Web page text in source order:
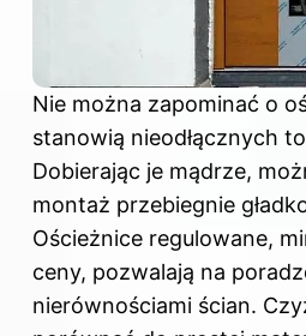
Nie można zapominać o
stanowią nieodłącznych
Dobierając je mądrze,
montaż przebiegnie
Ościeżnice regulowane,
ceny, pozwalają na
nierównościami ścian.